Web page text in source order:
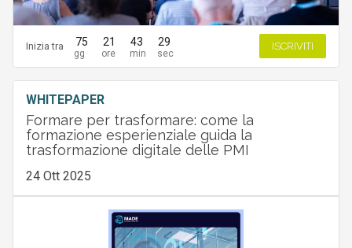
Inizia tra 75 21 43 28 ISCRIVITI
WHITEPAPER
Formare per trasformare: come la
formazione esperienziale guida la
trasformazione digitale delle PMI
24 Ott 2025